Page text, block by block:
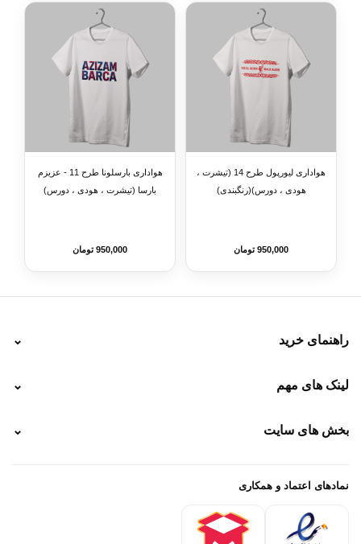
هواداری لیورپول طرح 14 (تیشرت ،
هودی ، دورس)(رنگبندی)
950,000 تومان
هواداری بارسلونا طرح 11 - عزیزم
بارسا (تیشرت ، هودی ، دورس)
950,000 تومان
راهنمای خرید ⌄
نحوه پرداخت
راهنمای سفارش
لینک های مهم ⌄
رهگیری تیپاکس
خرید لباس جدید بارسلونا 2025/2026
بخش های سایت ⌄
پرداخت باز
تماس با ما
نمادهای اعتماد و همکاری